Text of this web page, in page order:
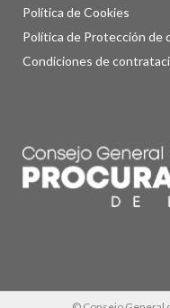
Política de Cookies
Política de Protección de
Condiciones de